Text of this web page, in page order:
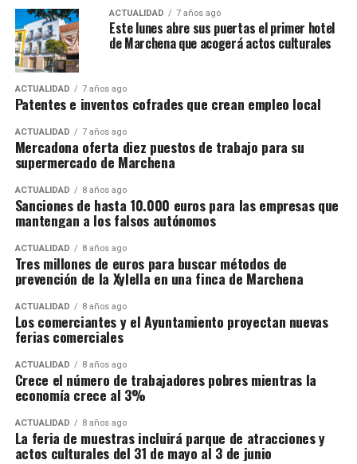
ACTUALIDAD 7 años ago
Este lunes abre sus puertas el primer hotel
de Marchena que acogerá actos culturales
ACTUALIDAD 7 años ago
Patentes e inventos cofrades que crean empleo local
ACTUALIDAD 7 años ago
Mercadona oferta diez puestos de trabajo para su
supermercado de Marchena
ACTUALIDAD 8 años ago
Sanciones de hasta 10.000 euros para las empresas que
mantengan a los falsos autónomos
ACTUALIDAD 8 años ago
Tres millones de euros para buscar métodos de
prevención de la Xylella en una finca de Marchena
ACTUALIDAD 8 años ago
Los comerciantes y el Ayuntamiento proyectan nuevas
ferias comerciales
ACTUALIDAD 8 años ago
Crece el número de trabajadores pobres mientras la
economía crece al 3%
ACTUALIDAD 8 años ago
La feria de muestras incluirá parque de atracciones y
actos culturales del 31 de mayo al 3 de junio